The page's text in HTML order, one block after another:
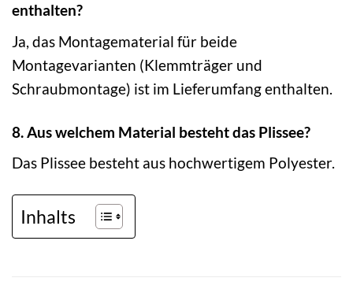
enthalten?
Ja, das Montagematerial für beide
Montagevarianten (Klemmträger und
Schraubmontage) ist im Lieferumfang enthalten.
8. Aus welchem Material besteht das Plissee?
Das Plissee besteht aus hochwertigem Polyester.
Inhalts